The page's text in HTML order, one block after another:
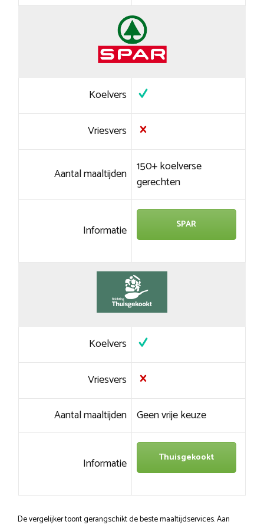
Koelvers
Vriesvers
Aantal maaltijden 150+ koelverse
gerechten
Informatie SPAR
Koelvers
Vriesvers
Aantal maaltijden Geen vrije keuze
Informatie Thuisgekookt
De vergelijker toont gerangschikt de beste maaltijdservices. Aan